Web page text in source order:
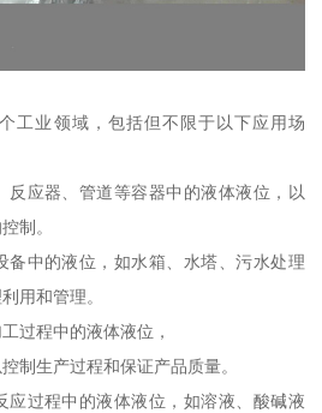
工业领域，包括但不限于以下应用场
反应器、管道等容器中的液体液位，以
制。
备中的液位，如水箱、水塔、污水处理
用和管理。
过程中的液体液位，
制生产过程和保证产品质量。
应过程中的液体液位，如溶液、酸碱液